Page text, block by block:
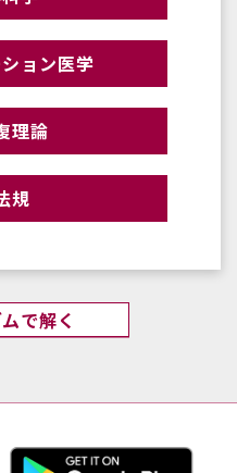
ョン医学
理論
規
で解く